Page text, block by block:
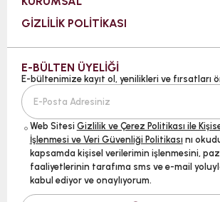
GİZLİLİK POLİTİKASI
E-BÜLTEN ÜYELİĞİ
E-bültenimize kayıt ol, yenilikleri ve fırsatları
Web Sitesi Gizlilik ve Çerez Politikası ile
İşlenmesi ve Veri Güvenliği Politikası nı
kapsamda kişisel verilerimin işlenmesini,
faaliyetlerinin tarafıma sms ve e-mail yoluyla
kabul ediyor ve onaylıyorum.